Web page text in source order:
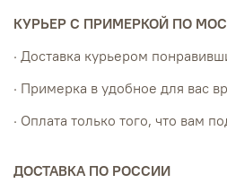
КУРЬЕР С ПРИМЕРКОЙ ПО
· Доставка курьером
· Примерка в удобное для вас
· Оплата только того, что вам
ДОСТАВКА ПО РОССИИ